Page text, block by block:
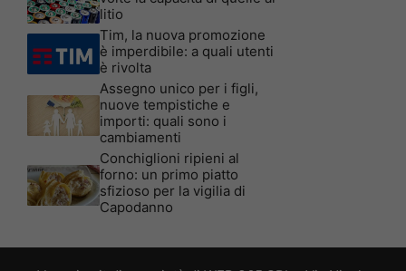
litio
Tim, la nuova promozione
è imperdibile: a quali utenti
è rivolta
Assegno unico per i figli,
nuove tempistiche e
importi: quali sono i
cambiamenti
Conchiglioni ripieni al
forno: un primo piatto
sfizioso per la vigilia di
Capodanno